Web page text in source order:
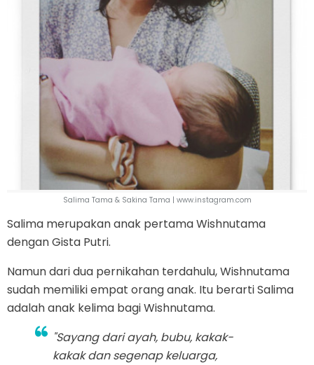
Salima Tama & Sakina Tama | www.instagram.com
Salima merupakan anak pertama Wishnutama
dengan Gista Putri.
Namun dari dua pernikahan terdahulu, Wishnutama
sudah memiliki empat orang anak. Itu berarti Salima
adalah anak kelima bagi Wishnutama.
"Sayang dari ayah, bubu, kakak-
kakak dan segenap keluarga,